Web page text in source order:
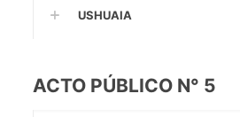
USHUAIA
ACTO PÚBLICO N° 5